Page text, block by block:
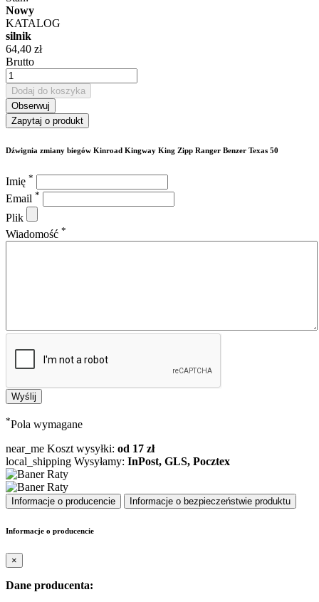
Nowy
KATALOG
silnik
64,40 zł
Brutto
Dodaj do koszyka
Obserwuj
Zapytaj o produkt
Dźwignia zmiany biegów Kinroad Kingway King Zipp Ranger Benzer Texas 50
Imię *
Email *
Plik
Wiadomość *
*Pola wymagane
near_me Koszt wysyłki: od 17 zł
local_shipping Wysyłamy: InPost, GLS, Pocztex
Informacje o producencie Informacje o bezpieczeństwie produktu
Informacje o producencie
×
Dane producenta: